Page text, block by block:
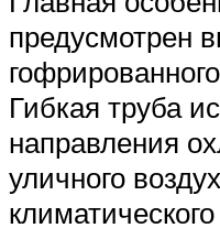
предусмотрен
Гибкая труба
направления
уличного